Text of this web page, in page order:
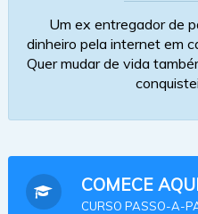
Um ex entregador de
dinheiro pela internet em
Quer mudar de vida
COMECE
CURSO PASSO-A-